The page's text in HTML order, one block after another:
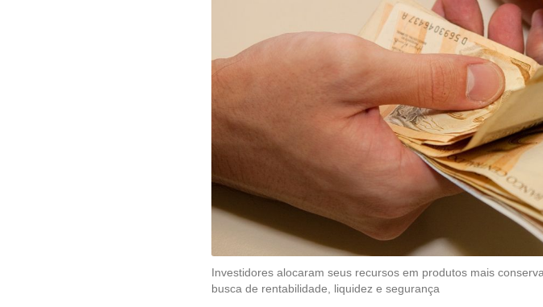
Investidores alocaram seus recursos em produtos mais
busca de rentabilidade, liquidez e segurança